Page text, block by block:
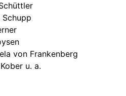
von Frankenberg
u. a.